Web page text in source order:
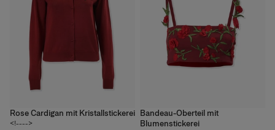
Rose Cardigan mit Kristallstickerei
<!---->
Bandeau-Oberteil mit
Blumenstickerei